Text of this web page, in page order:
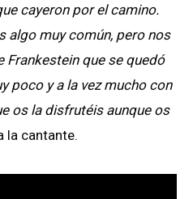
cayeron por el camino.
algo muy común, pero nos
Frankestein que se quedó
poco y a la vez mucho con
os la disfrutéis aunque os
la cantante.